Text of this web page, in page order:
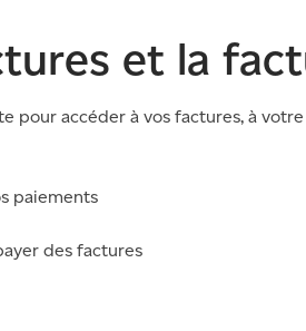
et la
pour accéder à vos factures, à
paiements
des factures